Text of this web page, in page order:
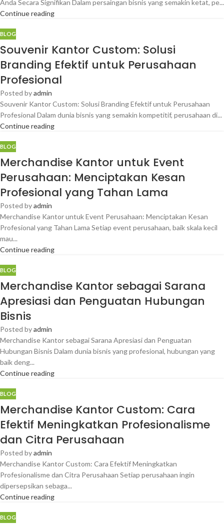
Anda Secara Signifikan Dalam persaingan bisnis yang semakin ketat, pe...
Continue reading
BLOG
Souvenir Kantor Custom: Solusi
Branding Efektif untuk Perusahaan
Profesional
Posted byadmin
Souvenir Kantor Custom: Solusi Branding Efektif untuk Perusahaan
Profesional Dalam dunia bisnis yang semakin kompetitif, perusahaan di...
Continue reading
BLOG
Merchandise Kantor untuk Event
Perusahaan: Menciptakan Kesan
Profesional yang Tahan Lama
Posted byadmin
Merchandise Kantor untuk Event Perusahaan: Menciptakan Kesan
Profesional yang Tahan Lama Setiap event perusahaan, baik skala kecil
mau...
Continue reading
BLOG
Merchandise Kantor sebagai Sarana
Apresiasi dan Penguatan Hubungan
Bisnis
Posted byadmin
Merchandise Kantor sebagai Sarana Apresiasi dan Penguatan
Hubungan Bisnis Dalam dunia bisnis yang profesional, hubungan yang
baik deng...
Continue reading
BLOG
Merchandise Kantor Custom: Cara
Efektif Meningkatkan Profesionalisme
dan Citra Perusahaan
Posted byadmin
Merchandise Kantor Custom: Cara Efektif Meningkatkan
Profesionalisme dan Citra Perusahaan Setiap perusahaan ingin
dipersepsikan sebaga...
Continue reading
BLOG